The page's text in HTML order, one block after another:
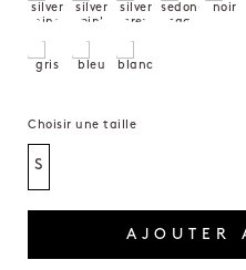
Choisir une taille
S
AJOUTER